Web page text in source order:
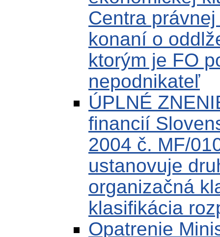
Centra
konaní o
ktorým je FO
nepodnikateľ
ÚPLNÉ
financií
2004 č. MF/
ustanovuje
organizačná
klasifikácia
Opatrenie